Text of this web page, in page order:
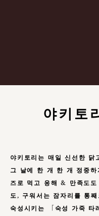
야키토리
야키토리는 매일 신선한 닭
그 날에 한 개 한 개 정중하
즈로 먹고 응해 & 만족도도
도, 구워서는 잠자리를 통
숙성시키는 「숙성 가죽 타